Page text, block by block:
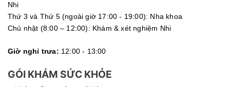
Nhi
Thứ 3 và Thứ 5 (ngoài giờ 17:00 - 19:00): Nha khoa
Chủ nhật (8:00 – 12:00): Khám & xét nghiệm Nhi
Giờ nghỉ trưa: 12:00 - 13:00
GÓI KHÁM SỨC KHỎE